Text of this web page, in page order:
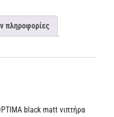
πληροφορίες
black matt νιπτήρα